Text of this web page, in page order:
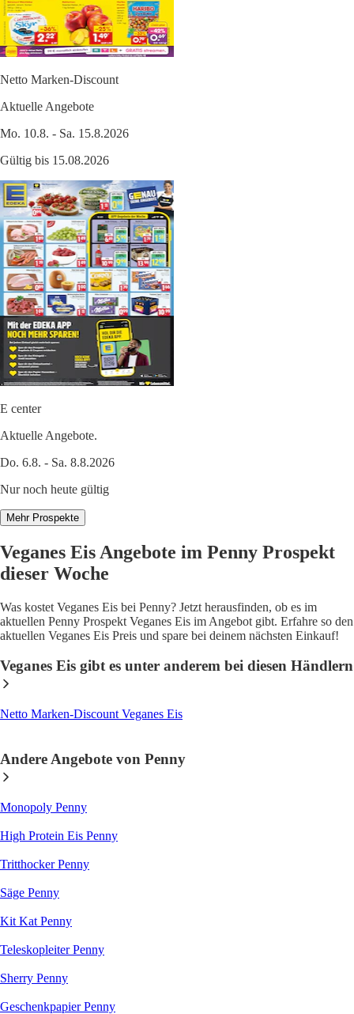
Netto Marken-Discount
Aktuelle Angebote
Mo. 10.8. - Sa. 15.8.2026
Gültig bis 15.08.2026
E center
Aktuelle Angebote.
Do. 6.8. - Sa. 8.8.2026
Nur noch heute gültig
Mehr Prospekte
Veganes Eis Angebote im Penny Prospekt
dieser Woche
Was kostet Veganes Eis bei Penny? Jetzt herausfinden, ob es im
aktuellen Penny Prospekt Veganes Eis im Angebot gibt. Erfahre so den
aktuellen Veganes Eis Preis und spare bei deinem nächsten Einkauf!
Veganes Eis gibt es unter anderem bei diesen Händlern
Netto Marken-Discount Veganes Eis
Andere Angebote von Penny
Monopoly Penny
High Protein Eis Penny
Tritthocker Penny
Säge Penny
Kit Kat Penny
Teleskopleiter Penny
Sherry Penny
Geschenkpapier Penny